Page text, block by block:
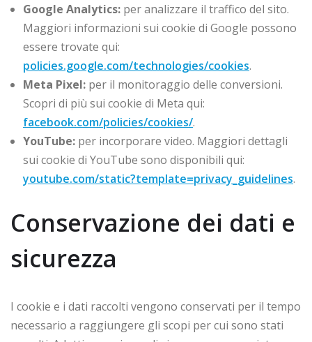
Google Analytics: per analizzare il traffico del sito.
Maggiori informazioni sui cookie di Google possono
essere trovate qui:
policies.google.com/technologies/cookies.
Meta Pixel: per il monitoraggio delle conversioni.
Scopri di più sui cookie di Meta qui:
facebook.com/policies/cookies/.
YouTube: per incorporare video. Maggiori dettagli
sui cookie di YouTube sono disponibili qui:
youtube.com/static?template=privacy_guidelines.
Conservazione dei dati e
sicurezza
I cookie e i dati raccolti vengono conservati per il tempo
necessario a raggiungere gli scopi per cui sono stati